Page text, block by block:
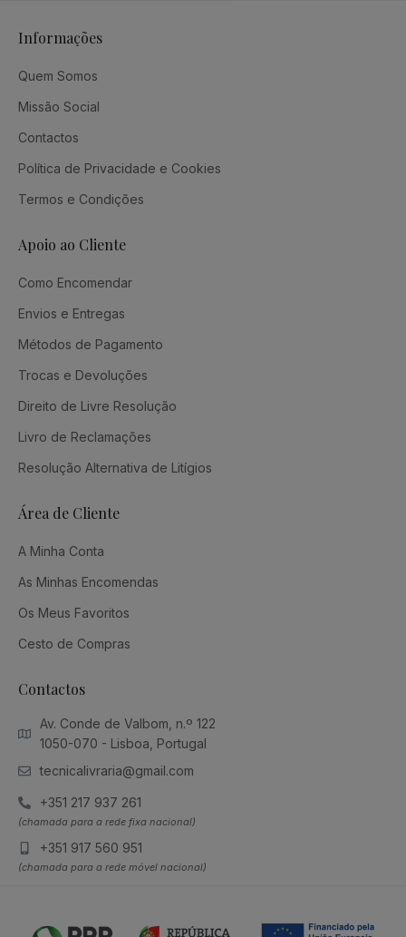
Informações
Quem Somos
Missão Social
Contactos
Política de Privacidade e Cookies
Termos e Condições
Apoio ao Cliente
Como Encomendar
Envios e Entregas
Métodos de Pagamento
Trocas e Devoluções
Direito de Livre Resolução
Livro de Reclamações
Resolução Alternativa de Litígios
Área de Cliente
A Minha Conta
As Minhas Encomendas
Os Meus Favoritos
Cesto de Compras
Contactos
Av. Conde de Valbom, n.º 122
1050-070 - Lisboa, Portugal
tecnicalivraria@gmail.com
+351 217 937 261
(chamada para a rede fixa nacional)
+351 917 560 951
(chamada para a rede móvel nacional)